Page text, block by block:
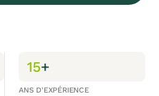
15+
ANS D'EXPÉRIENCE